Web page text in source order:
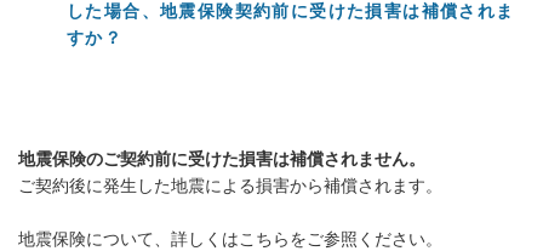
した場合、地震保険契約前に受けた損害は補償されま
すか？
地震保険のご契約前に受けた損害は補償されません。
ご契約後に発生した地震による損害から補償されます。
地震保険について、詳しくはこちらをご参照ください。